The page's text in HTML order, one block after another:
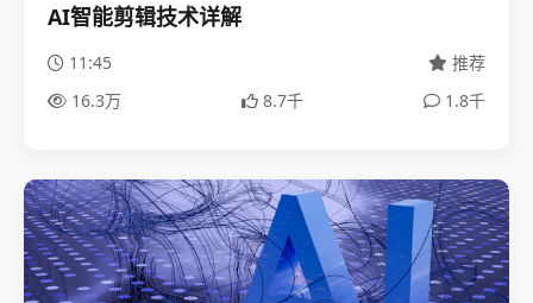
AI智能剪辑技术详解
11:45
推荐
16.3万
8.7千 1.8千